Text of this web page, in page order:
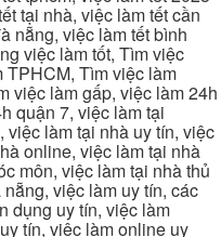
tại nhà, việc làm tết cần
nẵng, việc làm tết bình
việc làm tốt, Tìm việc
TPHCM, Tìm việc làm
việc làm gấp, việc làm 24h
quận 7, việc làm tại
việc làm tại nhà uy tín, việc
online, việc làm tại nhà
môn, việc làm tại nhà thủ
việc làm uy tín, các
dụng uy tín, việc làm
tín, việc làm online uy